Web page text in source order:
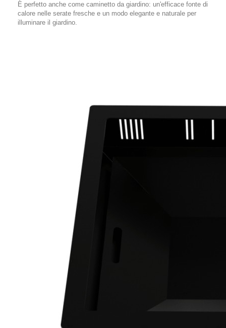
È perfetto anche come caminetto da giardino: un'efficace fonte di
calore nelle serate fresche e un modo elegante e naturale per
illuminare il giardino.